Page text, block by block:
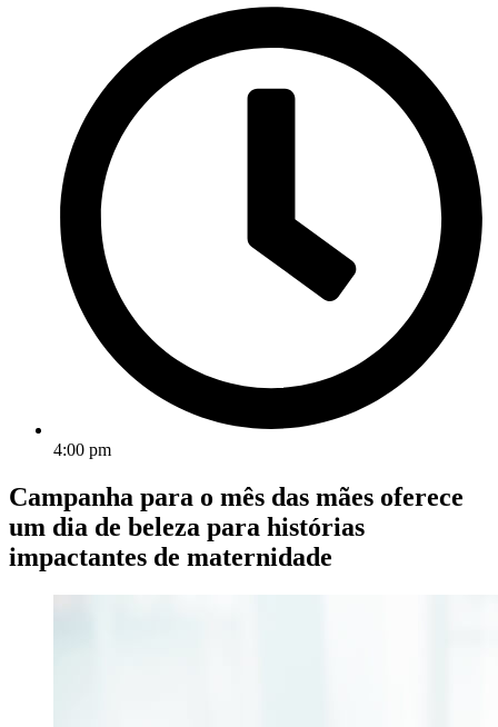
4:00 pm
Campanha para o mês das mães oferece
um dia de beleza para histórias
impactantes de maternidade